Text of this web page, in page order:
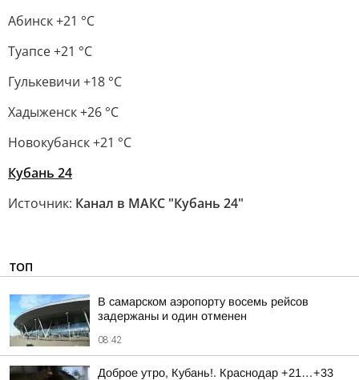
Абинск +21 °С
Туапсе +21 °С
Гулькевичи +18 °С
Хадыженск +26 °С
Новокубанск +21 °С
Кубань 24
Источник: Канал в МАКС "Кубань 24"
ТОП
В самарском аэропорту восемь рейсов
задержаны и один отменен
08:42
Доброе утро, Кубань!. Краснодар +21…+33